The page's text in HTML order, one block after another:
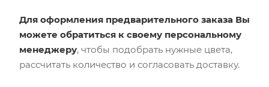
Для оформления предварительного заказа Вы
можете обратиться к своему персональному
менеджеру, чтобы подобрать нужные цвета,
рассчитать количество и согласовать доставку.